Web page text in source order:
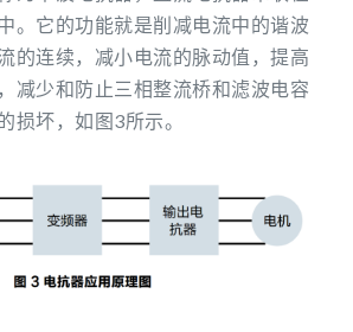
。它的功能就是削减电流中的谐波
的连续，减小电流的脉动值，提高
减少和防止三相整流桥和滤波电容
损坏，如图3所示。